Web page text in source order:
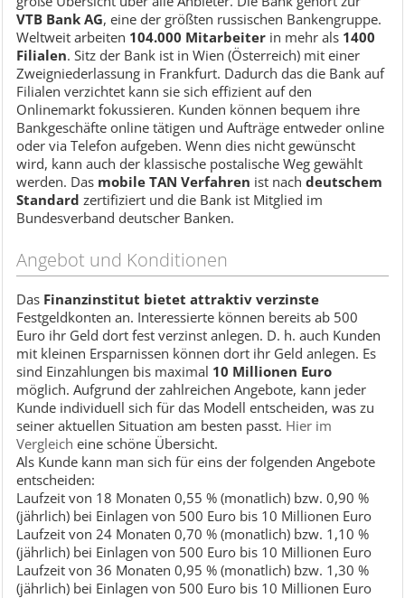
VTB Bank AG, eine der größten russischen Bankengruppe.
Weltweit arbeiten 104.000 Mitarbeiter in mehr als 1400
Filialen. Sitz der Bank ist in Wien (Österreich) mit einer
Zweigniederlassung in Frankfurt. Dadurch das die Bank auf
Filialen verzichtet kann sie sich effizient auf den
Onlinemarkt fokussieren. Kunden können bequem ihre
Bankgeschäfte online tätigen und Aufträge entweder online
oder via Telefon aufgeben. Wenn dies nicht gewünscht
wird, kann auch der klassische postalische Weg gewählt
werden. Das mobile TAN Verfahren ist nach deutschem
Standard zertifiziert und die Bank ist Mitglied im
Bundesverband deutscher Banken.
Angebot und Konditionen
Das Finanzinstitut bietet attraktiv verzinste
Festgeldkonten an. Interessierte können bereits ab 500
Euro ihr Geld dort fest verzinst anlegen. D. h. auch Kunden
mit kleinen Ersparnissen können dort ihr Geld anlegen. Es
sind Einzahlungen bis maximal 10 Millionen Euro
möglich. Aufgrund der zahlreichen Angebote, kann jeder
Kunde individuell sich für das Modell entscheiden, was zu
seiner aktuellen Situation am besten passt. Hier im
Vergleich eine schöne Übersicht.
Als Kunde kann man sich für eins der folgenden Angebote
entscheiden:
Laufzeit von 18 Monaten 0,55 % (monatlich) bzw. 0,90 %
(jährlich) bei Einlagen von 500 Euro bis 10 Millionen Euro
Laufzeit von 24 Monaten 0,70 % (monatlich) bzw. 1,10 %
(jährlich) bei Einlagen von 500 Euro bis 10 Millionen Euro
Laufzeit von 36 Monaten 0,95 % (monatlich) bzw. 1,30 %
(jährlich) bei Einlagen von 500 Euro bis 10 Millionen Euro